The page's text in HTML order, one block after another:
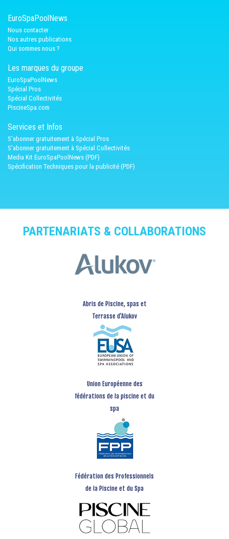
EuroSpaPoolNews
Nous contacter
Nos autres publications
Qui sommes nous ?
Les marques du groupe
EuroSpaPoolNews
Spécial Pros
Spécial Collectivités
PiscineSpa.com
Services et Infos
S'abonner gratuitement à Spécial Pros
S'abonner gratuitement à Spécial Collectivités
Media Kit EuroSpaPoolNews (PDF)
Spécification Techniques pour la publicité (PDF)
PARTENARIATS & COLLABORATIONS
Abris de Piscine, spas et
Terrasse d’Alukov
Union Européenne des
fédérations de la piscine et du
spa
Fédération des Professionnels
de la Piscine et du Spa